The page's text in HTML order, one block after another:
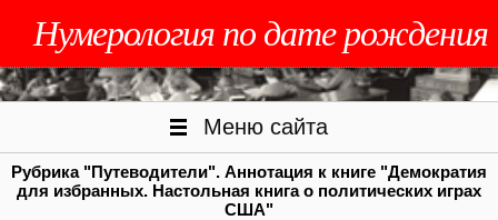
Нумерология по дате рождения
Меню сайта
Рубрика "Путеводители". Аннотация к книге "Демократия
для избранных. Настольная книга о политических играх
США"